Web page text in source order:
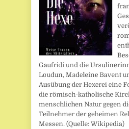
Gaufridi und die
Loudun, Madeleine Bavent
Ausübung der Hexerei eine
die römisch-katholische
menschlichen Natur gegen
Teilnehmer der geheimen
Messen. (Quelle: Wikipedia)